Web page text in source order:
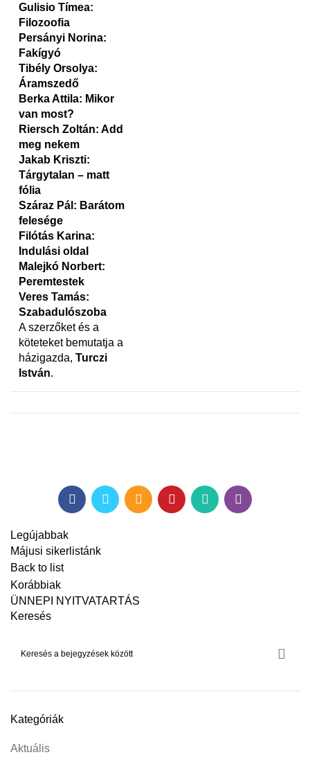
Gulisio Tímea:
Filozoofia
Persányi Norina:
Fakígyó
Tibély Orsolya:
Áramszedő
Berka Attila: Mikor
van most?
Riersch Zoltán: Add
meg nekem
Jakab Kriszti:
Tárgytalan – matt
fólia
Száraz Pál: Barátom
felesége
Filótás Karina:
Indulási oldal
Malejkó Norbert:
Peremtestek
Veres Tamás:
Szabadulószoba
A szerzőket és a
köteteket bemutatja a
házigazda, Turczi
István.
Legújabbak
Májusi sikerlistánk
Back to list
Korábbiak
ÜNNEPI NYITVATARTÁS
Keresés
Kategóriák
Aktuális